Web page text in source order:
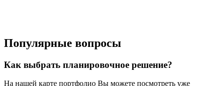
Популярные вопросы
Как выбрать планировочное решение?
На нашей карте портфолио Вы можете посмотреть уже